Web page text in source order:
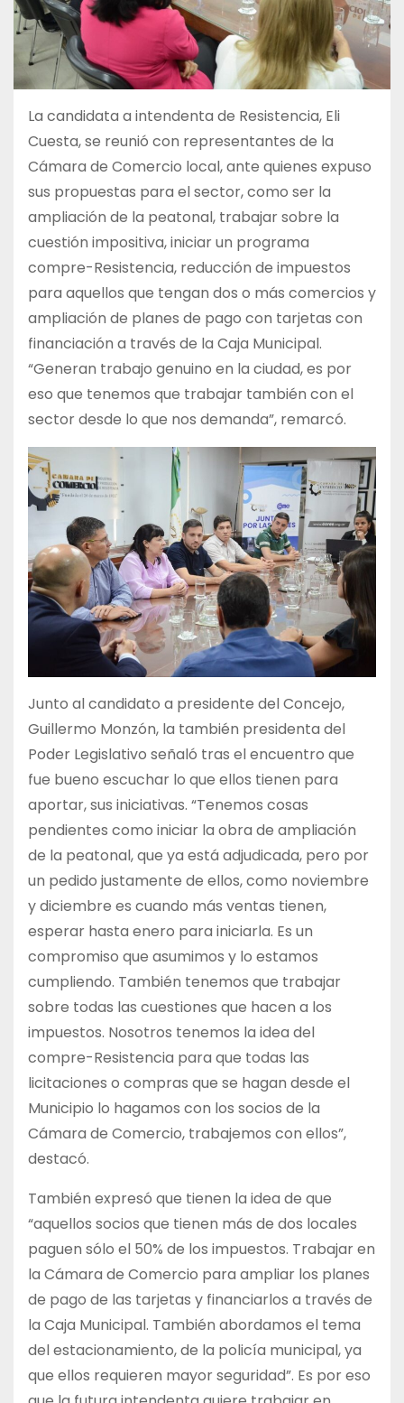
La candidata a intendenta de Resistencia, Eli
Cuesta, se reunió con representantes de la
Cámara de Comercio local, ante quienes expuso
sus propuestas para el sector, como ser la
ampliación de la peatonal, trabajar sobre la
cuestión impositiva, iniciar un programa
compre-Resistencia, reducción de impuestos
para aquellos que tengan dos o más comercios y
ampliación de planes de pago con tarjetas con
financiación a través de la Caja Municipal.
“Generan trabajo genuino en la ciudad, es por
eso que tenemos que trabajar también con el
sector desde lo que nos demanda”, remarcó.
Junto al candidato a presidente del Concejo,
Guillermo Monzón, la también presidenta del
Poder Legislativo señaló tras el encuentro que
fue bueno escuchar lo que ellos tienen para
aportar, sus iniciativas. “Tenemos cosas
pendientes como iniciar la obra de ampliación
de la peatonal, que ya está adjudicada, pero por
un pedido justamente de ellos, como noviembre
y diciembre es cuando más ventas tienen,
esperar hasta enero para iniciarla. Es un
compromiso que asumimos y lo estamos
cumpliendo. También tenemos que trabajar
sobre todas las cuestiones que hacen a los
impuestos. Nosotros tenemos la idea del
compre-Resistencia para que todas las
licitaciones o compras que se hagan desde el
Municipio lo hagamos con los socios de la
Cámara de Comercio, trabajemos con ellos”,
destacó.
También expresó que tienen la idea de que
“aquellos socios que tienen más de dos locales
paguen sólo el 50% de los impuestos. Trabajar en
la Cámara de Comercio para ampliar los planes
de pago de las tarjetas y financiarlos a través de
la Caja Municipal. También abordamos el tema
del estacionamiento, de la policía municipal, ya
que ellos requieren mayor seguridad”. Es por eso